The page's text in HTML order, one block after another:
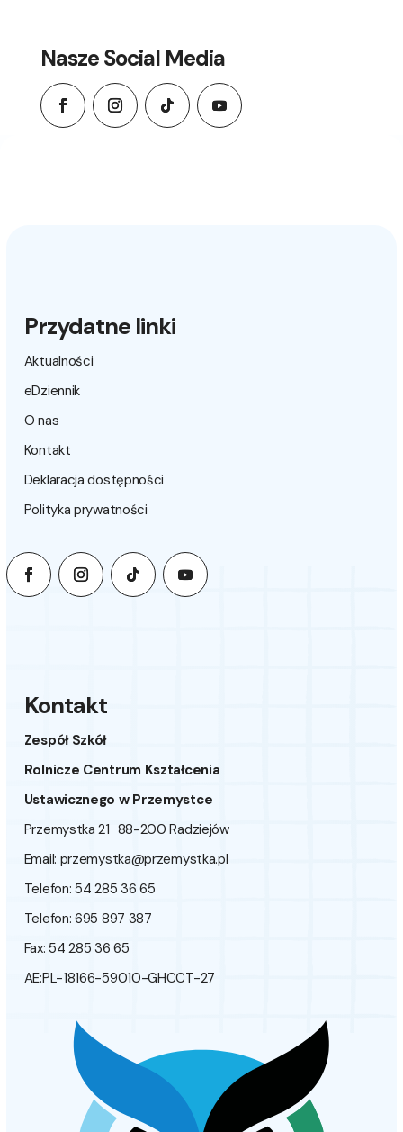
Nasze Social Media
Kontakt
Zespół Szkół
Rolnicze Centrum Kształcenia
Ustawicznego w Przemystce
Przemystka 21 88-200 Radziejów
Email: przemystka@przemystka.pl
Telefon: 54 285 36 65
Telefon: 695 897 387
Fax: 54 285 36 65
AE:PL-18166-59010-GHCCT-27
Przydatne linki
Aktualności
eDziennik
O nas
Kontakt
Deklaracja dostępności
Polityka prywatności